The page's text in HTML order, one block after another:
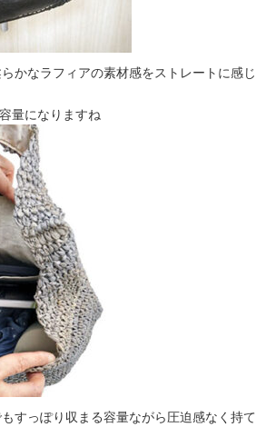
かなラフィアの素材感をストレートに感じ
量になりますね
すっぽり収まる容量ながら圧迫感なく持て